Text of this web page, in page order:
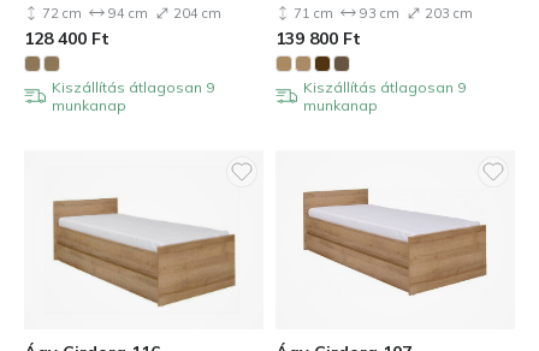
72 cm 94 cm 204 cm
128 400 Ft
Kiszállítás átlagosan 9
munkanap
71 cm 93 cm 203 cm
139 800 Ft
Kiszállítás átlagosan 9
munkanap